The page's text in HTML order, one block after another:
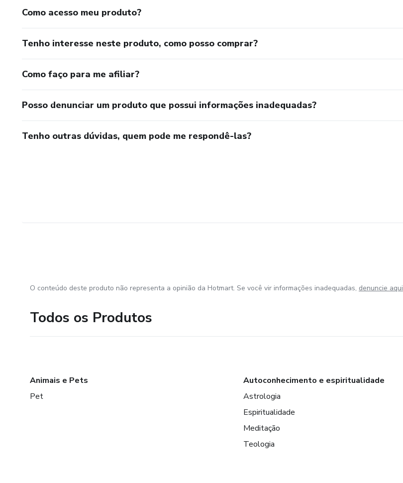
Como acesso meu produto?
Tenho interesse neste produto, como posso comprar?
Como faço para me afiliar?
Posso denunciar um produto que possui informações inadequadas?
Tenho outras dúvidas, quem pode me respondê-las?
O conteúdo deste produto não representa a opinião da Hotmart. Se você vir informações inadequadas, denuncie aqui
Todos os Produtos
Animais e Pets
Pet
Autoconhecimento e espiritualidade
Astrologia
Espiritualidade
Meditação
Teologia